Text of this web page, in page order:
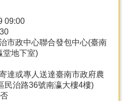
09:00
市政中心聯合發包中心(臺南
堂地下室)
達或專人送達臺南市政府農
民治路36號南瀛大樓4樓)
否